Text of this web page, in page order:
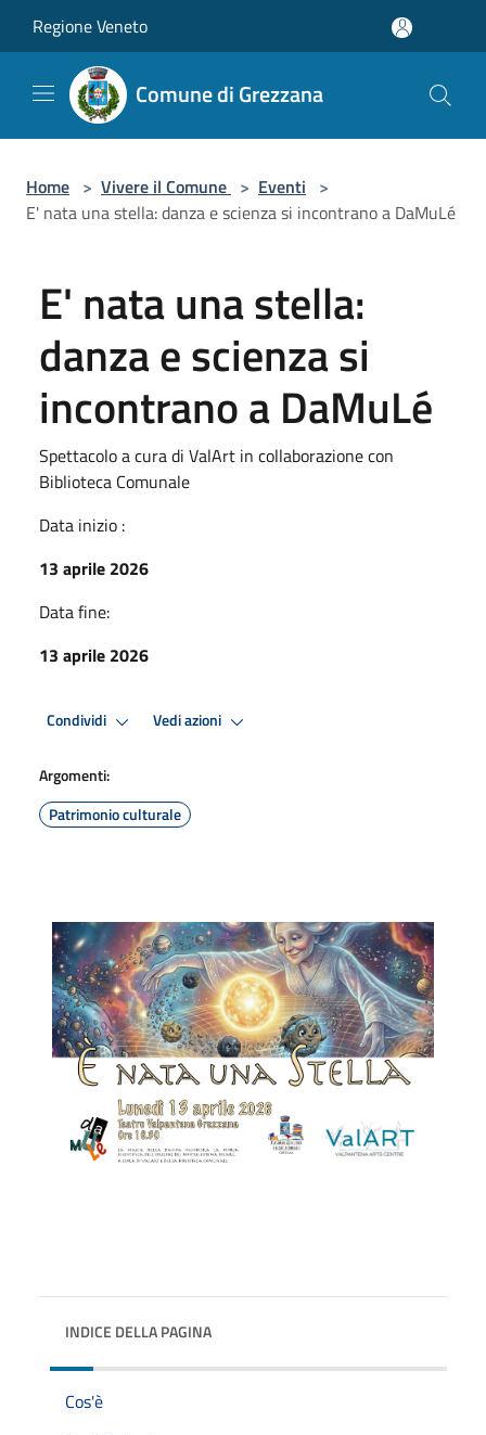
Regione Veneto
Comune di Grezzana
Home > Vivere il Comune > Eventi >
E' nata una stella: danza e scienza si incontrano a DaMuLé
E' nata una stella:
danza e scienza si
incontrano a DaMuLé
Spettacolo a cura di ValArt in collaborazione con
Biblioteca Comunale
Data inizio :
13 aprile 2026
Data fine:
13 aprile 2026
Condividi Vedi azioni
Argomenti:
Patrimonio culturale
INDICE DELLA PAGINA
Cos'è